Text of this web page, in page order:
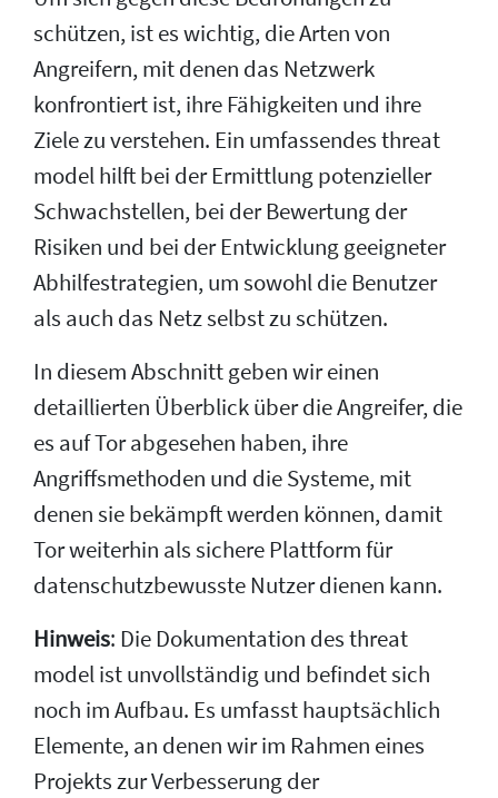
schützen, ist es wichtig, die Arten von
Angreifern, mit denen das Netzwerk
konfrontiert ist, ihre Fähigkeiten und ihre
Ziele zu verstehen. Ein umfassendes threat
model hilft bei der Ermittlung potenzieller
Schwachstellen, bei der Bewertung der
Risiken und bei der Entwicklung geeigneter
Abhilfestrategien, um sowohl die Benutzer
als auch das Netz selbst zu schützen.
In diesem Abschnitt geben wir einen
detaillierten Überblick über die Angreifer, die
es auf Tor abgesehen haben, ihre
Angriffsmethoden und die Systeme, mit
denen sie bekämpft werden können, damit
Tor weiterhin als sichere Plattform für
datenschutzbewusste Nutzer dienen kann.
Hinweis: Die Dokumentation des threat
model ist unvollständig und befindet sich
noch im Aufbau. Es umfasst hauptsächlich
Elemente, an denen wir im Rahmen eines
Projekts zur Verbesserung der